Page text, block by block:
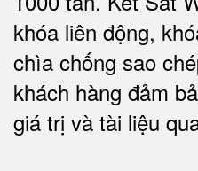
khóa liên động,
chìa chống sao
khách hàng đảm
giá trị và tài liệu